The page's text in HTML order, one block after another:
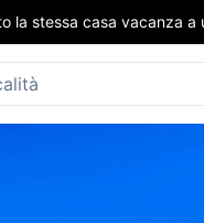
la stessa casa vacanza